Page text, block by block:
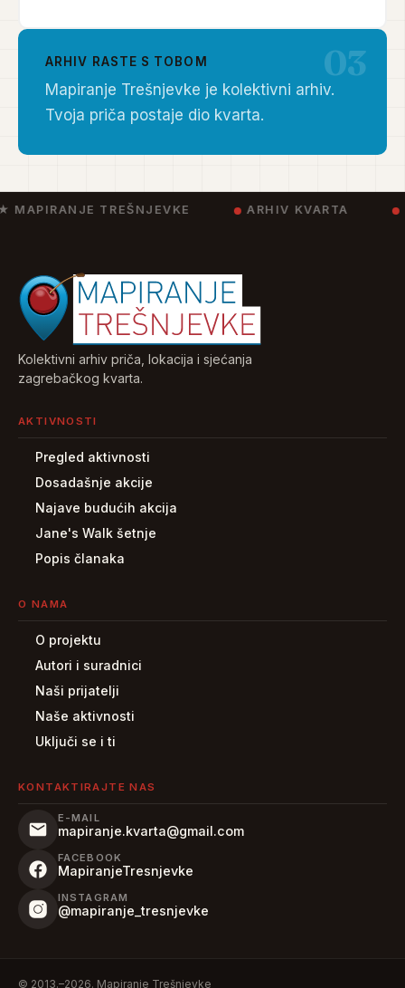
03
ARHIV RASTE S TOBOM
Mapiranje Trešnjevke je kolektivni arhiv.
Tvoja priča postaje dio kvarta.
MAPIRANJE TREŠNJEVKE ARHIV KVARTA
Kolektivni arhiv priča, lokacija i sjećanja
zagrebačkog kvarta.
AKTIVNOSTI
Pregled aktivnosti
Dosadašnje akcije
Najave budućih akcija
Jane's Walk šetnje
Popis članaka
O NAMA
O projektu
Autori i suradnici
Naši prijatelji
Naše aktivnosti
Uključi se i ti
KONTAKTIRAJTE NAS
E-MAIL
mapiranje.kvarta@gmail.com
FACEBOOK
MapiranjeTresnjevke
INSTAGRAM
@mapiranje_tresnjevke
© 2013.–2026. Mapiranje Trešnjevke